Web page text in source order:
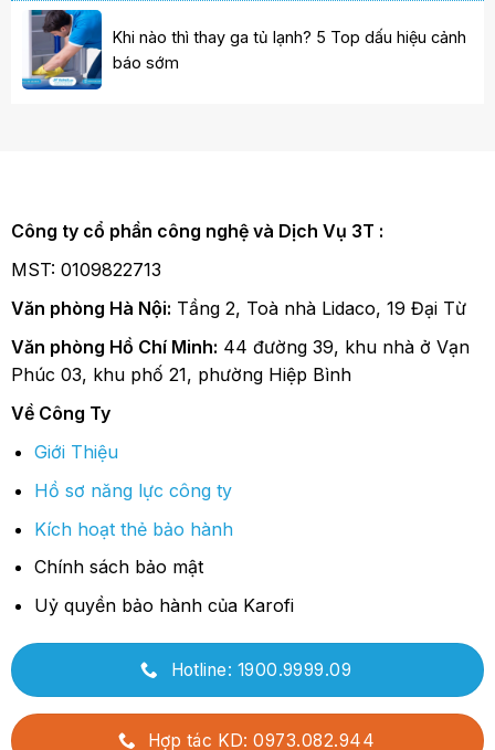
Khi nào thì thay ga tủ lạnh? 5 Top dấu hiệu cảnh
báo sớm
Công ty cổ phần công nghệ và Dịch Vụ 3T :
MST: 0109822713
Văn phòng Hà Nội: Tầng 2, Toà nhà Lidaco, 19 Đại Từ
Văn phòng Hồ Chí Minh: 44 đường 39, khu nhà ở Vạn
Phúc 03, khu phố 21, phường Hiệp Bình
Về Công Ty
Giới Thiệu
Hồ sơ năng lực công ty
Kích hoạt thẻ bảo hành
Chính sách bảo mật
Uỷ quyền bảo hành của Karofi
Hotline: 1900.9999.09
Hợp tác KD: 0973.082.944